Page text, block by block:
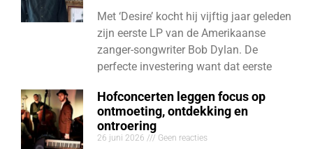
Met ‘Desire’ kocht hij vijftig jaar geleden
zijn eerste LP van de Amerikaanse
zanger-songwriter Bob Dylan. De
perfecte investering want dat eerste
Hofconcerten leggen focus op
ontmoeting, ontdekking en
ontroering
26 juni 2026 Geen reacties